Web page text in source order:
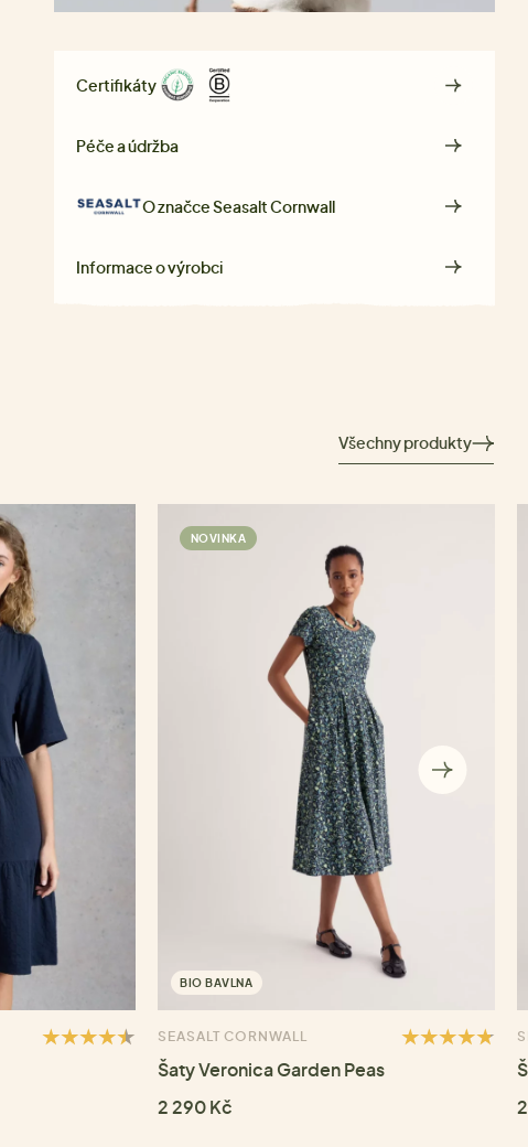
Certifikáty
Péče a údržba
O značceSeasalt Cornwall
Informace o výrobci
Všechny produkty
NOVINKA
BIO BAVLNA
SEASALT CORNWALL
Šaty Veronica Garden Peas
2 290 Kč